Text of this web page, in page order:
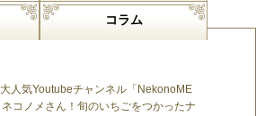
コラム
人気Youtubeチャンネル「NekonoME
コノメさん！旬のいちごをつかったナ